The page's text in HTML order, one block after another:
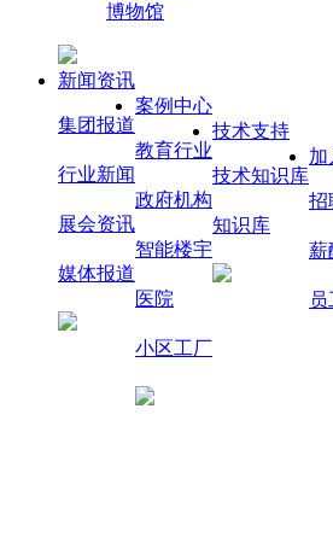
博物馆
新闻资讯
集团报道
行业新闻
展会资讯
媒体报道
案例中心
教育行业
政府机构
智能楼宇
医院
小区工厂
技术支持
技术知识库
知识库
加
招
薪